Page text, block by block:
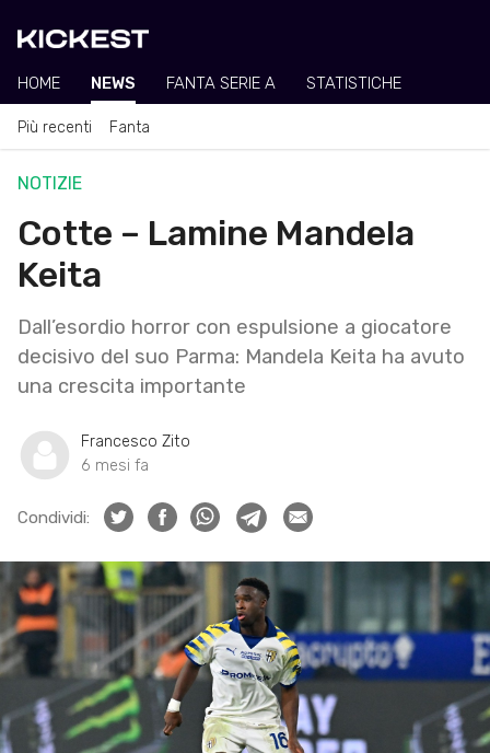
HOME NEWS FANTA SERIE A STATISTICHE
Più recenti Fanta
NOTIZIE
Cotte – Lamine Mandela
Keita
Dall’esordio horror con espulsione a giocatore
decisivo del suo Parma: Mandela Keita ha avuto
una crescita importante
Francesco Zito
6 mesi fa
Condividi: